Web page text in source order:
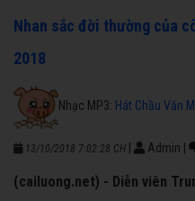
Nhan sắc đời thường của
2018
Nhạc MP3: Hát Chầu Văn
13/10/2018 7:02:28 CH Admin
(cailuong.net) - Diễn viên